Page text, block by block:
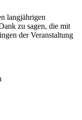
langjährigen
zu sagen, die mit
der Veranstaltung